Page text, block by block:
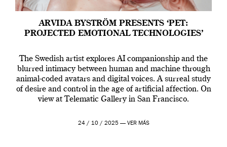
ARVIDA BYSTRÖM PRESENTS ‘PET:
PROJECTED EMOTIONAL TECHNOLOGIES’
The Swedish artist explores AI companionship and the
blurred intimacy between human and machine through
animal-coded avatars and digital voices. A surreal study
of desire and control in the age of artificial affection. On
view at Telematic Gallery in San Francisco.
24 / 10 / 2025 — VER MÁS